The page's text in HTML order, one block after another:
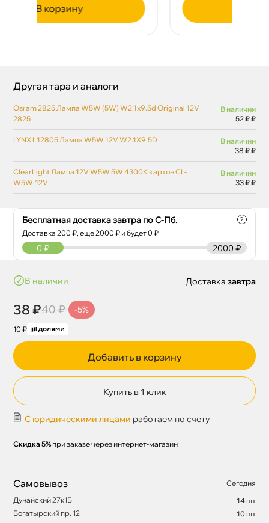
корзину
Бесплатная доставка завтра по С-Пб.
Доставка200 ₽, еще2000 ₽ и будет 0 ₽
?
2000 ₽
0 ₽
наличии
38 ₽40 ₽ -5%
10 ₽
Доставка завтра
Добавить в корзину
Купить в 1 клик
С юридическими лицами работаем по счету
Скидка 5% при заказе через интернет-магазин
Самовывоз
Сегодня
Дунайский 27к1Б
14 шт
Богатырский пр. 12
10 шт
Другая тара и аналоги
Osram 2825 Лампа W5W (5W) W2.1x9.5d Original 12V
2825
наличии
52 ₽ ₽
LYNX L12805 Лампа W5W 12V W2.1X9.5D
наличии
38 ₽ ₽
ClearLight Лампа 12V W5W 5W 4300K картон CL-
W5W-12V
наличии
33 ₽ ₽